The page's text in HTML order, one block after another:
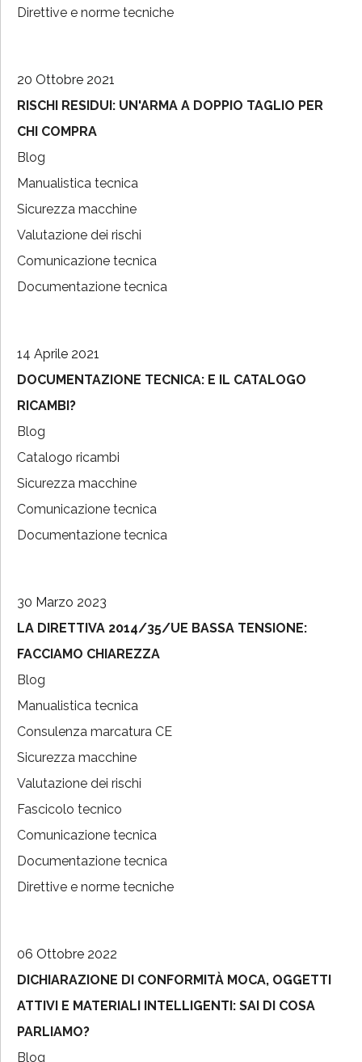
Direttive e norme tecniche
20 Ottobre 2021
RISCHI RESIDUI: UN'ARMA A DOPPIO TAGLIO PER
CHI COMPRA
Blog
Manualistica tecnica
Sicurezza macchine
Valutazione dei rischi
Comunicazione tecnica
Documentazione tecnica
14 Aprile 2021
DOCUMENTAZIONE TECNICA: E IL CATALOGO
RICAMBI?
Blog
Catalogo ricambi
Sicurezza macchine
Comunicazione tecnica
Documentazione tecnica
30 Marzo 2023
LA DIRETTIVA 2014/35/UE BASSA TENSIONE:
FACCIAMO CHIAREZZA
Blog
Manualistica tecnica
Consulenza marcatura CE
Sicurezza macchine
Valutazione dei rischi
Fascicolo tecnico
Comunicazione tecnica
Documentazione tecnica
Direttive e norme tecniche
06 Ottobre 2022
DICHIARAZIONE DI CONFORMITÀ MOCA, OGGETTI
ATTIVI E MATERIALI INTELLIGENTI: SAI DI COSA
PARLIAMO?
Blog